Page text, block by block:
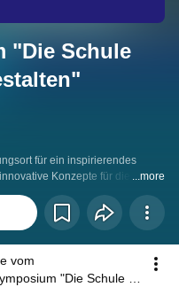
"Die Schule
für ein inspirierendes
Konzepte für die
Unter dem Motto „Die Schule
Schüler:innen, Vertreter:innen
externe Gäste eingeladen,
...more
vom
"Die Schule für